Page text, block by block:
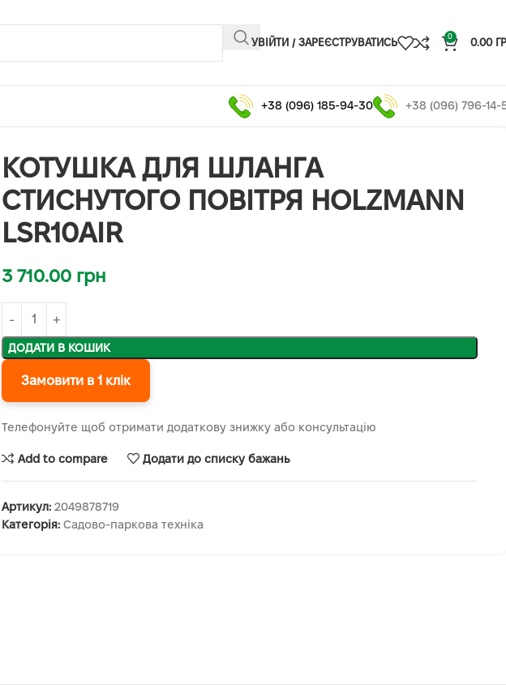
УВІЙТИ / ЗАРЕЄСТРУВАТИСЬ
0
0.00
+38 (096) 185-94-30 +38 (096) 796-14-
КОТУШКА ДЛЯ ШЛАНГА
СТИСНУТОГО ПОВІТРЯ HOLZMANN
LSR10AIR
3 710.00 грн
ДОДАТИ В КОШИК
Замовити в 1 клік
Телефонуйте щоб отримати додаткову знижку або консультацію
Add to compare Додати до списку бажань
Артикул: 2049878719
Категорія: Садово-паркова техніка